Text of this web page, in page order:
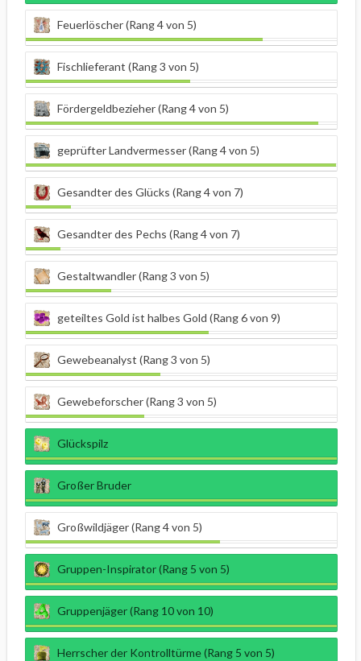
Feuerlöscher (Rang 4 von 5)
Fischlieferant (Rang 3 von 5)
Fördergeldbezieher (Rang 4 von 5)
geprüfter Landvermesser (Rang 4 von 5)
Gesandter des Glücks (Rang 4 von 7)
Gesandter des Pechs (Rang 4 von 7)
Gestaltwandler (Rang 3 von 5)
geteiltes Gold ist halbes Gold (Rang 6 von 9)
Gewebeanalyst (Rang 3 von 5)
Gewebeforscher (Rang 3 von 5)
Glückspilz
Großer Bruder
Großwildjäger (Rang 4 von 5)
Gruppen-Inspirator (Rang 5 von 5)
Gruppenjäger (Rang 10 von 10)
Herrscher der Kontrolltürme (Rang 5 von 5)